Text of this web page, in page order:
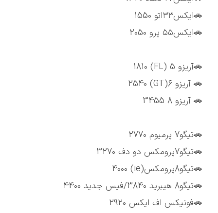
🚗ایکس۳۳اتو 1550
🚗ایکس۵۵ پرو 2050
🚗آریزو 5 (FL) 1810
🚗 آریزو 6(GT) 2540
🚗 آریزو 8 3455
🚗تیگو7 پرمیوم 2770
🚗تیگو7پرومکس دو دف 3270
🚗تیگو8پرومکس(ie) 4000
🚗تیگو8 هیبرید 3840/فیس جدید 4400
🚗فونیکس اف ایکس 2920